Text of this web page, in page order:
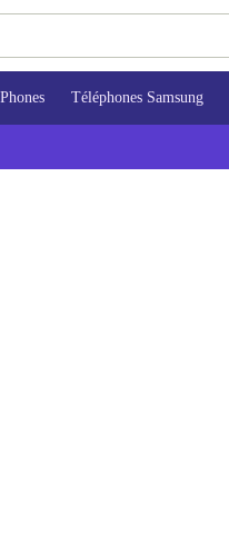
Téléphones Samsung